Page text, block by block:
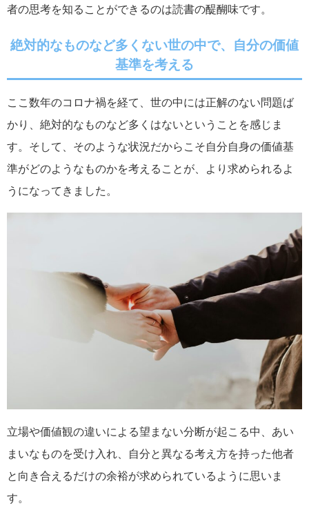
者の思考を知ることができるのは読書の醍醐味です。
絶対的なものなど多くない世の中で、自分の価値
基準を考える
ここ数年のコロナ禍を経て、世の中には正解のない問題ば
かり、絶対的なものなど多くはないということを感じま
す。そして、そのような状況だからこそ自分自身の価値基
準がどのようなものかを考えることが、より求められるよ
うになってきました。
立場や価値観の違いによる望まない分断が起こる中、あい
まいなものを受け入れ、自分と異なる考え方を持った他者
と向き合えるだけの余裕が求められているように思いま
す。